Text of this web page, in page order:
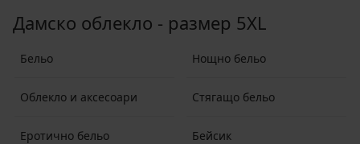
Дамско облекло - размер 5XL
Бельо Нощно бельо
Облекло и аксесоари Стягащо бельо
Еротично бельо Бейсик